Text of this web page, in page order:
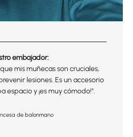
embajador:
mis muñecas son cruciales,
lesiones. Es un accesorio
espacio y ¡es muy cómodo!".
de balonmano